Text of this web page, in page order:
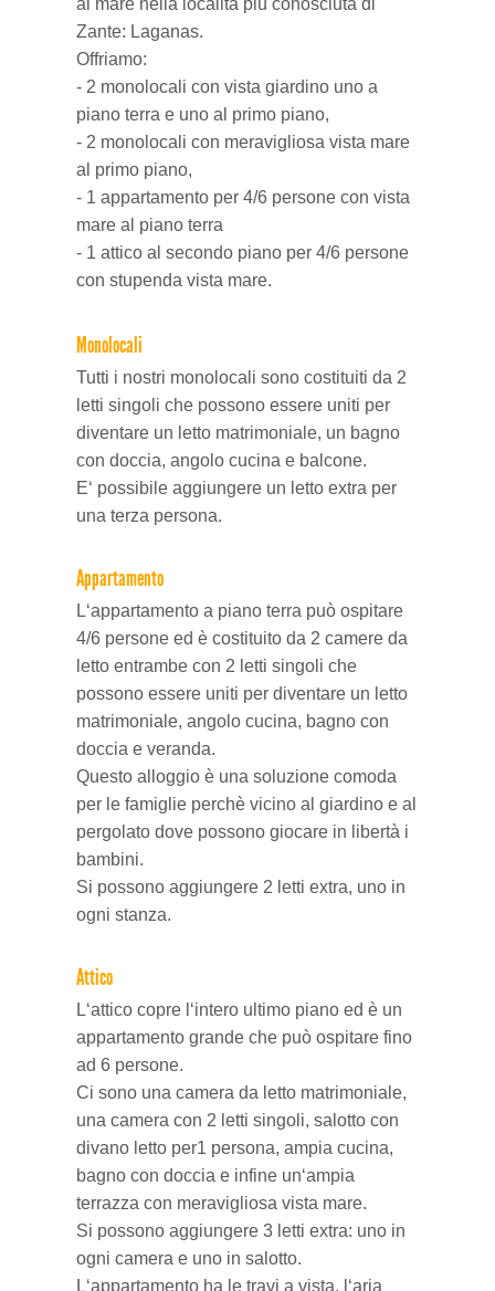
al mare nella località più conosciuta di
Zante: Laganas.
Offriamo:
- 2 monolocali con vista giardino uno a
piano terra e uno al primo piano,
- 2 monolocali con meravigliosa vista mare
al primo piano,
- 1 appartamento per 4/6 persone con vista
mare al piano terra
- 1 attico al secondo piano per 4/6 persone
con stupenda vista mare.
Monolocali
Tutti i nostri monolocali sono costituiti da 2
letti singoli che possono essere uniti per
diventare un letto matrimoniale, un bagno
con doccia, angolo cucina e balcone.
E‘ possibile aggiungere un letto extra per
una terza persona.
Appartamento
L‘appartamento a piano terra può ospitare
4/6 persone ed è costituito da 2 camere da
letto entrambe con 2 letti singoli che
possono essere uniti per diventare un letto
matrimoniale, angolo cucina, bagno con
doccia e veranda.
Questo alloggio è una soluzione comoda
per le famiglie perchè vicino al giardino e al
pergolato dove possono giocare in libertà i
bambini.
Si possono aggiungere 2 letti extra, uno in
ogni stanza.
Attico
L‘attico copre l‘intero ultimo piano ed è un
appartamento grande che può ospitare fino
ad 6 persone.
Ci sono una camera da letto matrimoniale,
una camera con 2 letti singoli, salotto con
divano letto per1 persona, ampia cucina,
bagno con doccia e infine un‘ampia
terrazza con meravigliosa vista mare.
Si possono aggiungere 3 letti extra: uno in
ogni camera e uno in salotto.
L‘appartamento ha le travi a vista, l‘aria